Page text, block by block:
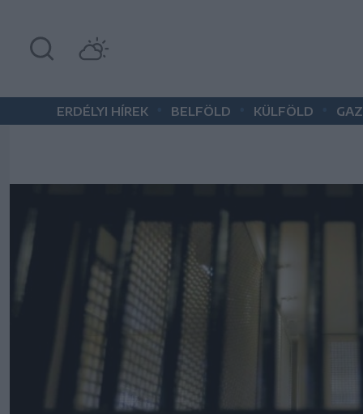
ERDÉLYI HÍREK BELFÖLD KÜLFÖLD